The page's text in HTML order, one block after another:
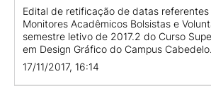
Edital de retificação de datas referentes
Monitores Acadêmicos Bolsistas e
semestre letivo de 2017.2 do Curso
em Design Gráfico do Campus Cabedelo.
17/11/2017, 16:14